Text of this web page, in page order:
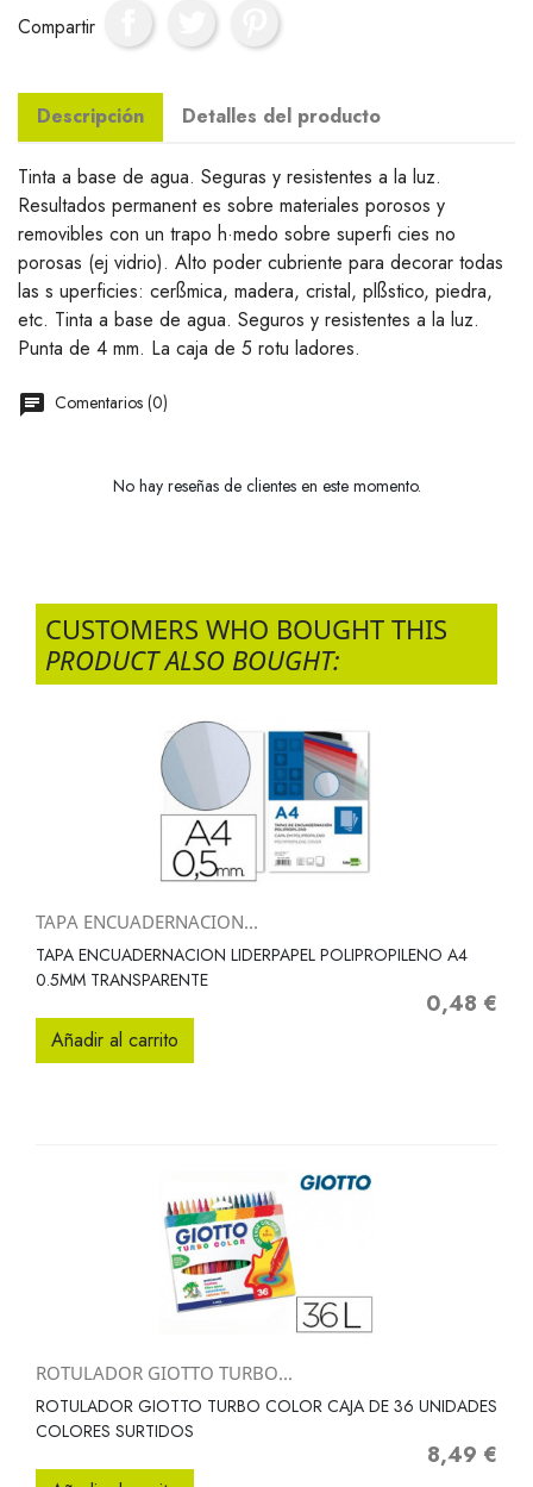
Compartir
Descripción Detalles del producto
Tinta a base de agua. Seguras y resistentes a la luz.
Resultados permanent es sobre materiales porosos y
removibles con un trapo h·medo sobre superfi cies no
porosas (ej vidrio). Alto poder cubriente para decorar todas
las s uperficies: cerßmica, madera, cristal, plßstico, piedra,
etc. Tinta a base de agua. Seguros y resistentes a la luz.
Punta de 4 mm. La caja de 5 rotu ladores.
Comentarios (0)
No hay reseñas de clientes en este momento.
CUSTOMERS WHO BOUGHT THIS
PRODUCT ALSO BOUGHT:
TAPA ENCUADERNACION...
TAPA ENCUADERNACION LIDERPAPEL POLIPROPILENO A4
0.5MM TRANSPARENTE
Precio
0,48 €
Añadir al carrito
ROTULADOR GIOTTO TURBO...
ROTULADOR GIOTTO TURBO COLOR CAJA DE 36 UNIDADES
COLORES SURTIDOS
Precio
8,49 €